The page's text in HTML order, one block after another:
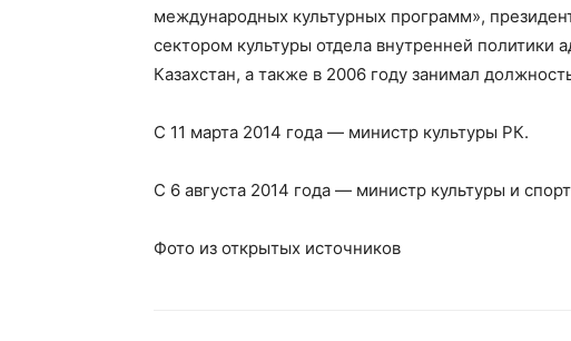
международных культурных программ»,
сектором культуры отдела внутренней политики
Казахстан, а также в 2006 году занимал
С 11 марта 2014 года — министр культуры РК.
С 6 августа 2014 года — министр культуры и
Фото из открытых источников